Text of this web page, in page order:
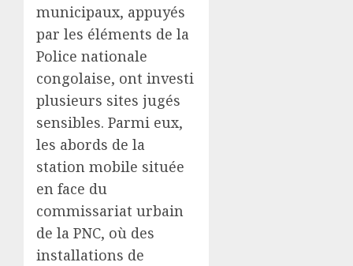
municipaux, appuyés
par les éléments de la
Police nationale
congolaise, ont investi
plusieurs sites jugés
sensibles. Parmi eux,
les abords de la
station mobile située
en face du
commissariat urbain
de la PNC, où des
installations de